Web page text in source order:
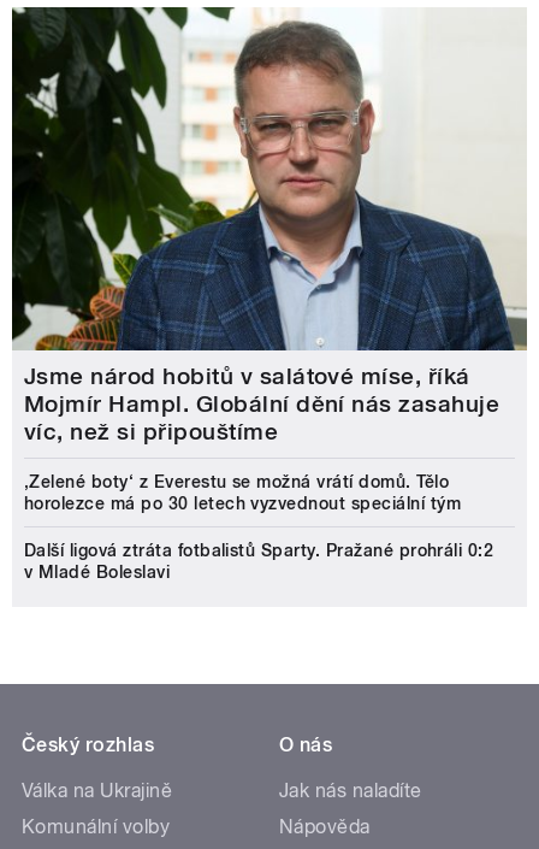
Jsme národ hobitů v salátové míse, říká
Mojmír Hampl. Globální dění nás zasahuje
víc, než si připouštíme
‚Zelené boty‘ z Everestu se možná vrátí domů. Tělo
horolezce má po 30 letech vyzvednout speciální tým
Další ligová ztráta fotbalistů Sparty. Pražané prohráli 0:2
v Mladé Boleslavi
Český rozhlas
Válka na Ukrajině
Komunální volby
O nás
Jak nás naladíte
Nápověda